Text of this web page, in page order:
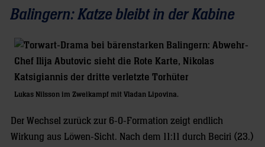
Balingern: Katze bleibt in der Kabine
Lukas Nilsson im Zweikampf mit Vladan Lipovina.
Der Wechsel zurück zur 6-0-Formation zeigt endlich
Wirkung aus Löwen-Sicht. Nach dem 11:11 durch Beciri (23.)